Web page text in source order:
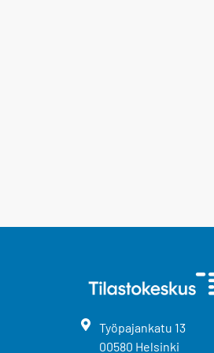
Työpajankatu 13
00580 Helsinki